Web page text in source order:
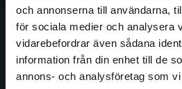
och annonserna till användarna,
för sociala medier och analysera
vidarebefordrar även sådana
information från din enhet till de
annons- och analysföretag som
Begränsad
informationstjänster i utbudet,
längs hela kunskapsresan.
Kontakta oss